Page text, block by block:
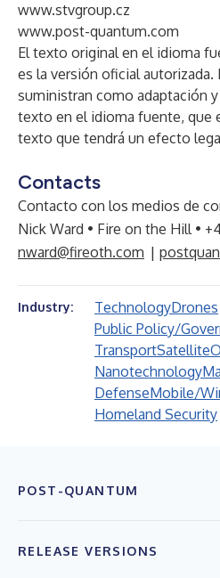
www.stvgroup.cz
www.post-quantum.com
El texto original en el idioma
es la versión oficial
suministran como adaptación
texto en el idioma fuente, que
texto que tendrá un efecto
Contacts
Contacto con los medios de
Nick Ward • Fire on the Hill •
nward@fireoth.com |
Industry: TechnologyDrones
Public Policy/
TransportSatellite
Nanotechnology
DefenseMobile/
Homeland Security
POST-QUANTUM
RELEASE VERSIONS